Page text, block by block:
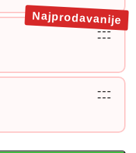
---
---
Najprodavanije
---
---